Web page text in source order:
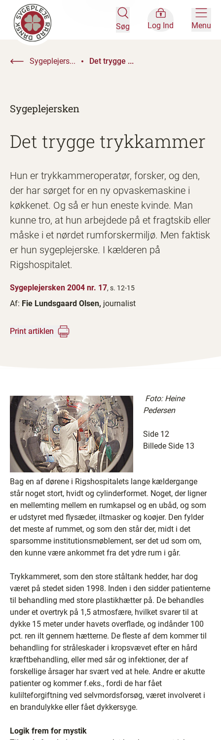
Søg Log Ind Menu
Sygeplejers... Det trygge ...
Sygeplejersken
Det trygge trykkammer
Hun er trykkammeroperatør, forsker, og den,
der har sørget for en ny opvaskemaskine i
køkkenet. Og så er hun eneste kvinde. Man
kunne tro, at hun arbejdede på et fragtskib eller
måske i et nørdet rumforskermiljø. Men faktisk
er hun sygeplejerske. I kælderen på
Rigshospitalet.
Sygeplejersken 2004 nr. 17, s. 12-15
Af: Fie Lundsgaard Olsen, journalist
Print artiklen
Foto: Heine
Pedersen
Side 12
Billede Side 13
Bag en af dørene i Rigshospitalets lange kældergange
står noget stort, hvidt og cylinderformet. Noget, der ligner
en mellemting mellem en rumkapsel og en ubåd, og som
er udstyret med flysæder, iltmasker og koøjer. Den fylder
det meste af rummet, og som den står der, midt i det
sparsomme institutionsmøblement, ser det ud som om,
den kunne være ankommet fra det ydre rum i går.
Trykkammeret, som den store ståltank hedder, har dog
været på stedet siden 1998. Inden i den sidder patienterne
til behandling med store plastikhætter på. De behandles
under et overtryk på 1,5 atmosfære, hvilket svarer til at
dykke 15 meter under havets overflade, og indånder 100
pct. ren ilt gennem hætterne. De fleste af dem kommer til
behandling for stråleskader i kropsvævet efter en hård
kræftbehandling, eller med sår og infektioner, der af
forskellige årsager har svært ved at hele. Andre er akutte
patienter og kommer f.eks., fordi de har fået
kulilteforgiftning ved selvmordsforsøg, været involveret i
en brandulykke eller fået dykkersyge.
Logik frem for mystik